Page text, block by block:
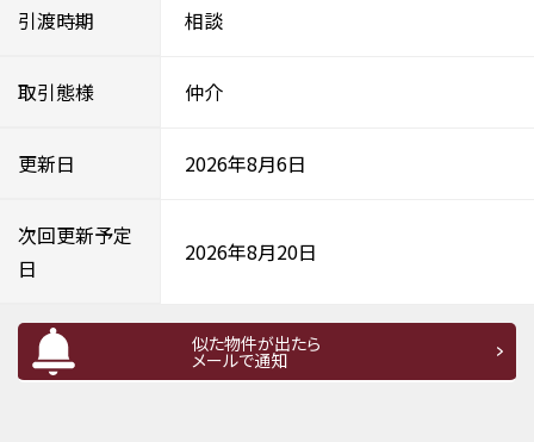
引渡時期 相談
取引態様 仲介
更新日 2026年8月6日
次回更新予定
日
2026年8月20日
似た物件が出たら
メールで通知